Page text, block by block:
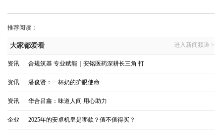
推荐阅读：
大家都爱看 进入新闻频道 >
资讯 合规筑基 专业赋能｜安铭医药深耕长三角 打
资讯 潘俊贤：一杯奶的护眼使命
资讯 华合吕鑫：味道人间 用心助力
企业 2025年的安卓机皇是哪款？值不值得买？